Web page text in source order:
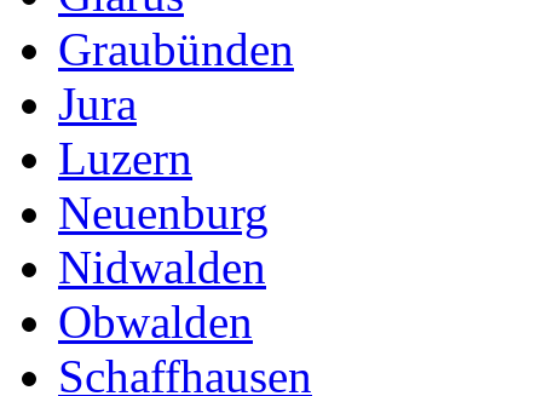
Graubünden
Jura
Luzern
Neuenburg
Nidwalden
Obwalden
Schaffhausen